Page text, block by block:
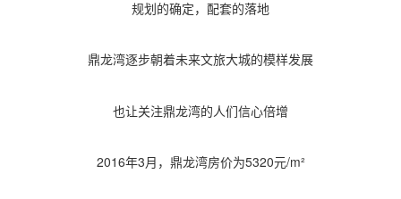
规划的确定，配套的落地
鼎龙湾逐步朝着未来文旅大城的模样发展
也让关注鼎龙湾的人们信心倍增
2016年3月，鼎龙湾房价为5320元/m²